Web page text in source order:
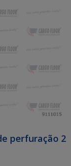
perfuração 2